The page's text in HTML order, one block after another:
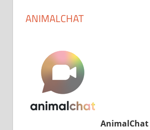
ANIMALCHAT
AnimalChat